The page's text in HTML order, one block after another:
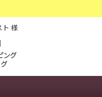
ト 様